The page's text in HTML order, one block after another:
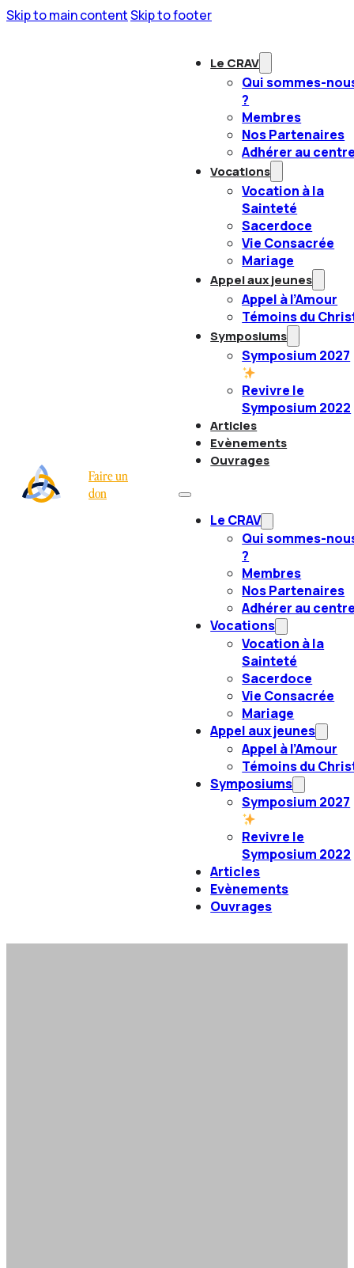
Skip to main contentSkip to footer
Faire un
don
Le CRAV
Qui sommes-
?
Membres
Nos Partenaires
Adhérer au
Vocations
Vocation à la
Sainteté
Sacerdoce
Vie Consacrée
Mariage
Appel aux jeunes
Appel à l’Amour
Témoins du
Symposiums
Symposium 2027
Revivre le
Symposium 2022
Articles
Evènements
Ouvrages
Le CRAV
Qui sommes-
?
Membres
Nos Partenaires
Adhérer au
Vocations
Vocation à la
Sainteté
Sacerdoce
Vie Consacrée
Mariage
Appel aux jeunes
Appel à l’Amour
Témoins du
Symposiums
Symposium 2027
Revivre le
Symposium 2022
Articles
Evènements
Ouvrages